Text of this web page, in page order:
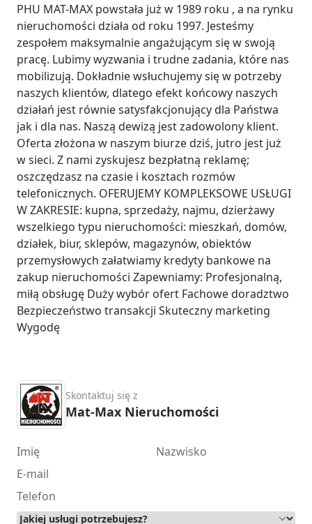
PHU MAT-MAX powstała już w 1989 roku , a na rynku
nieruchomości działa od roku 1997. Jesteśmy
zespołem maksymalnie angażującym się w swoją
pracę. Lubimy wyzwania i trudne zadania, które nas
mobilizują. Dokładnie wsłuchujemy się w potrzeby
naszych klientów, dlatego efekt końcowy naszych
działań jest równie satysfakcjonujący dla Państwa
jak i dla nas. Naszą dewizą jest zadowolony klient.
Oferta złożona w naszym biurze dziś, jutro jest już
w sieci. Z nami zyskujesz bezpłatną reklamę;
oszczędzasz na czasie i kosztach rozmów
telefonicznych. OFERUJEMY KOMPLEKSOWE USŁUGI
W ZAKRESIE: kupna, sprzedaży, najmu, dzierżawy
wszelkiego typu nieruchomości: mieszkań, domów,
działek, biur, sklepów, magazynów, obiektów
przemysłowych załatwiamy kredyty bankowe na
zakup nieruchomości Zapewniamy: Profesjonalną,
miłą obsługę Duży wybór ofert Fachowe doradztwo
Bezpieczeństwo transakcji Skuteczny marketing
Wygodę
Skontaktuj się z
Mat-Max Nieruchomości